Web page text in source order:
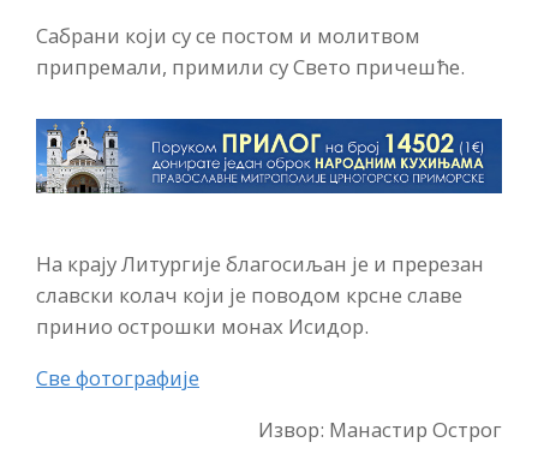
Сабрани који су се постом и молитвом
припремали, примили су Свето причешће.
На крају Литургије благосиљан је и пререзан
славски колач који је поводом крсне славе
принио острошки монах Исидор.
Све фотографије
Извор: Манастир Острог